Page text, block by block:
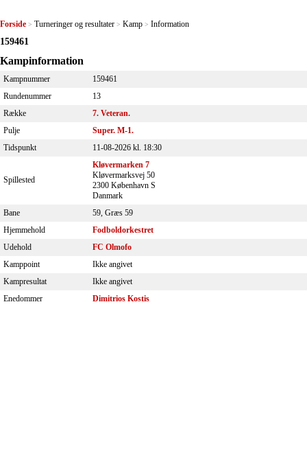
Forside > Turneringer og resultater > Kamp > Information
159461
Kampinformation
Kampnummer
159461
Rundenummer
13
Række
7. Veteran.
Pulje
Super. M-1.
Tidspunkt
11-08-2026 kl. 18:30
Spillested
Kløvermarken 7
Kløvermarksvej 50
2300 København S
Danmark
Bane
59, Græs 59
Hjemmehold
Fodboldorkestret
Udehold
FC Olmofo
Kamppoint
Ikke angivet
Kampresultat
Ikke angivet
Enedommer
Dimitrios Kostis